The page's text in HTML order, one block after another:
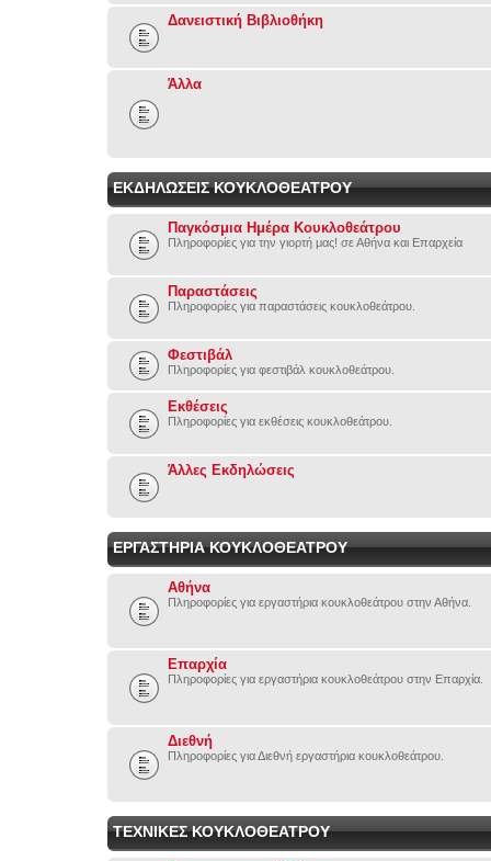
Δανειστική Βιβλιοθήκη
Άλλα
ΕΚΔΗΛΩΣΕΙΣ ΚΟΥΚΛΟΘΕΑΤΡΟΥ
Παγκόσμια Ημέρα Κουκλοθεάτρου
Πληροφορίες για την γιορτή μας! σε Αθήνα και Επαρχεία
Παραστάσεις
Πληροφορίες για παραστάσεις κουκλοθεάτρου.
Φεστιβάλ
Πληροφορίες για φεστιβάλ κουκλοθεάτρου.
Εκθέσεις
Πληροφορίες για εκθέσεις κουκλοθεάτρου.
Άλλες Εκδηλώσεις
ΕΡΓΑΣΤΗΡΙΑ ΚΟΥΚΛΟΘΕΑΤΡΟΥ
Αθήνα
Πληροφορίες για εργαστήρια κουκλοθεάτρου στην Αθήνα.
Επαρχία
Πληροφορίες για εργαστήρια κουκλοθεάτρου στην Επαρχία.
Διεθνή
Πληροφορίες για Διεθνή εργαστήρια κουκλοθεάτρου.
ΤΕΧΝΙΚΕΣ ΚΟΥΚΛΟΘΕΑΤΡΟΥ